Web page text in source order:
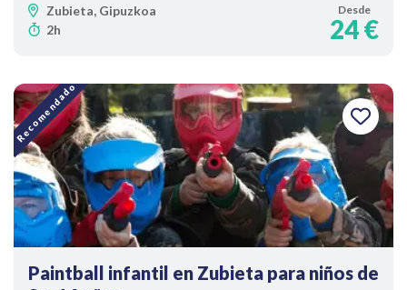
Zubieta, Gipuzkoa
2h
Desde
24 €
Recomendado
Paintball infantil en Zubieta para niños de